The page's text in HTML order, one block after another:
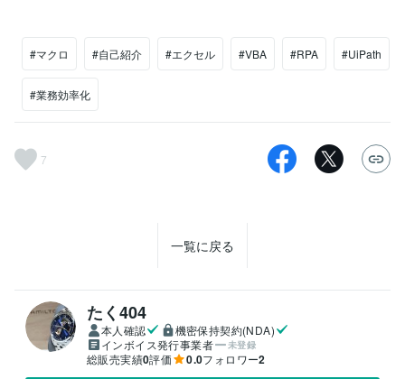
#マクロ #自己紹介 #エクセル #VBA #RPA #UiPath
#業務効率化
7
一覧に戻る
たく404
本人確認
機密保持契約(NDA)
インボイス発行事業者
未登録
総販売実績0評価 0.0フォロワー2